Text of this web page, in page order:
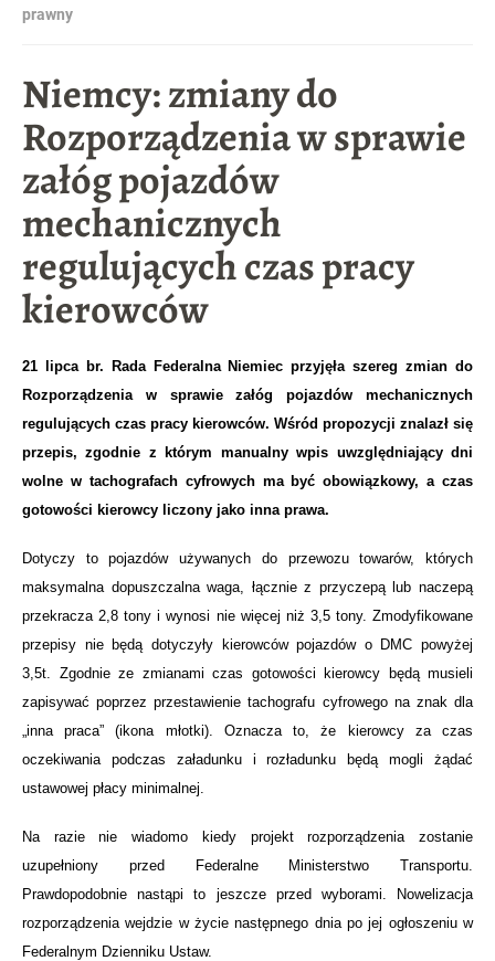
prawny
Niemcy: zmiany do
Rozporządzenia w sprawie
załóg pojazdów
mechanicznych
regulujących czas pracy
kierowców
21 lipca br. Rada Federalna Niemiec przyjęła szereg zmian do
Rozporządzenia w sprawie załóg pojazdów mechanicznych
regulujących czas pracy kierowców. Wśród propozycji znalazł się
przepis, zgodnie z którym manualny wpis uwzględniający dni
wolne w tachografach cyfrowych ma być obowiązkowy, a czas
gotowości kierowcy liczony jako inna prawa.
Dotyczy to pojazdów używanych do przewozu towarów, których
maksymalna dopuszczalna waga, łącznie z przyczepą lub naczepą
przekracza 2,8 tony i wynosi nie więcej niż 3,5 tony. Zmodyfikowane
przepisy nie będą dotyczyły kierowców pojazdów o DMC powyżej
3,5t. Zgodnie ze zmianami czas gotowości kierowcy będą musieli
zapisywać poprzez przestawienie tachografu cyfrowego na znak dla
„inna praca” (ikona młotki). Oznacza to, że kierowcy za czas
oczekiwania podczas załadunku i rozładunku będą mogli żądać
ustawowej płacy minimalnej.
Na razie nie wiadomo kiedy projekt rozporządzenia zostanie
uzupełniony przed Federalne Ministerstwo Transportu.
Prawdopodobnie nastąpi to jeszcze przed wyborami. Nowelizacja
rozporządzenia wejdzie w życie następnego dnia po jej ogłoszeniu w
Federalnym Dzienniku Ustaw.